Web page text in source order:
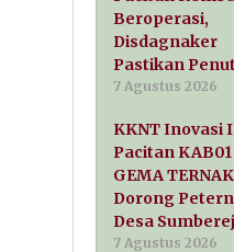
Beroperasi,
Disdagnaker
Pastikan
7 Agustus 2026
KKNT Inovasi
Pacitan
GEMA
Dorong
Desa
7 Agustus 2026